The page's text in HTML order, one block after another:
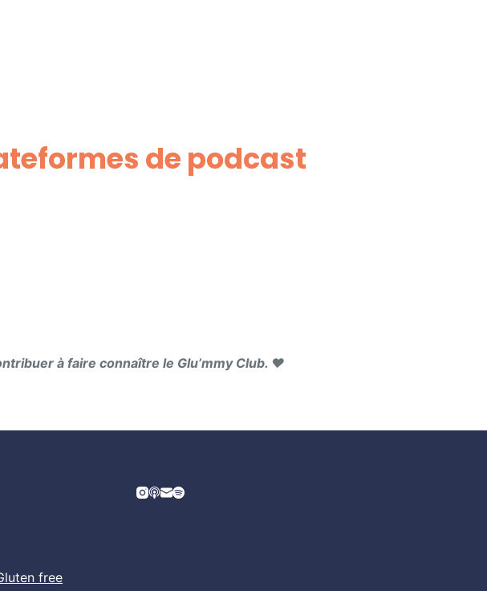
de podcast​
à faire connaître le Glu’mmy Club. ❤️
free